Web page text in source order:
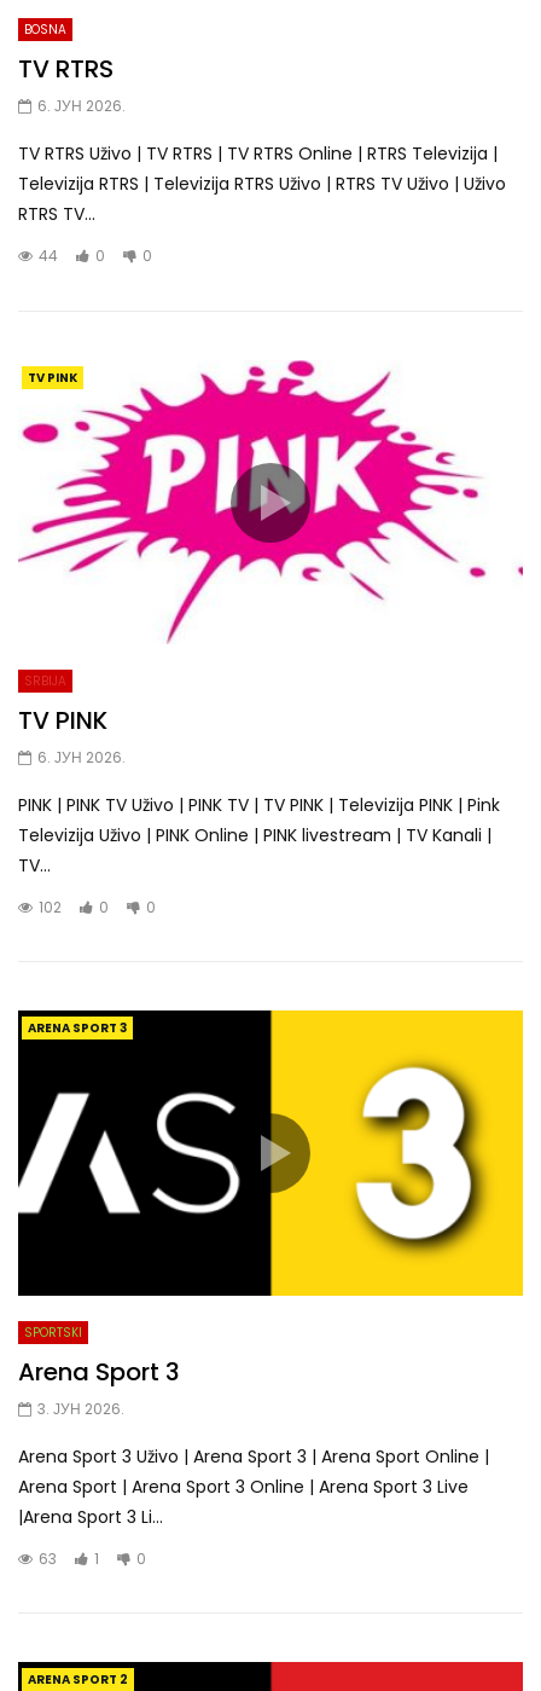
BOSNA
TV RTRS
6. ЈУН 2026.
TV RTRS Uživo | TV RTRS | TV RTRS Online | RTRS Televizija |
Televizija RTRS | Televizija RTRS Uživo | RTRS TV Uživo | Uživo
RTRS TV...
44 0 0
TV PINK
SRBIJA
TV PINK
6. ЈУН 2026.
PINK | PINK TV Uživo | PINK TV | TV PINK | Televizija PINK | Pink
Televizija Uživo | PINK Online | PINK livestream | TV Kanali |
TV...
102 0 0
ARENA SPORT 3
SPORTSKI
Arena Sport 3
3. ЈУН 2026.
Arena Sport 3 Uživo | Arena Sport 3 | Arena Sport Online |
Arena Sport | Arena Sport 3 Online | Arena Sport 3 Live
|Arena Sport 3 Li...
63 1 0
ARENA SPORT 2